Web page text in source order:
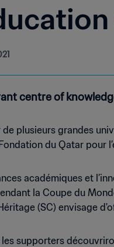
centre of
plusieurs grandes
du Qatar pour
académiques et
la Coupe du
(SC) envisage
les supporters